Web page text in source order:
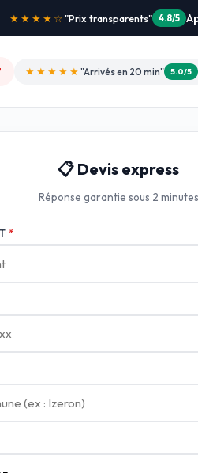
"Intervention dimanche" 5.0/5
★★★★★ "Arrivés en 20 min" 5.0/5
📋 Devis express
Réponse garantie sous 2 minutes
*